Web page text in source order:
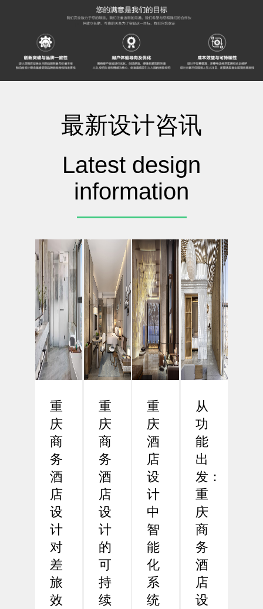
最新设计咨讯
Latest design
information
重
庆
商
务
酒
店
设
计
对
差
旅
效
重
庆
商
务
酒
店
设
计
的
可
持
续
重
庆
酒
店
设
计
中
智
能
化
系
统
从
功
能
出
发：
重
庆
商
务
酒
店
设